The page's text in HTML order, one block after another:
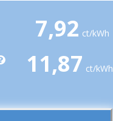
7,92 ct/kWh
11,87 ct/kWh